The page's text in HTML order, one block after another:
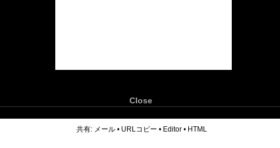
Close
共有: メール • URLコピー • Editor • HTML